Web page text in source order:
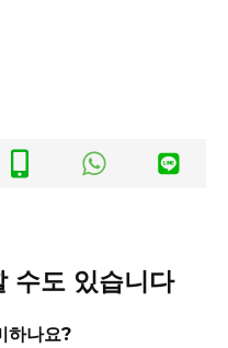
수도 있습니다
하나요?